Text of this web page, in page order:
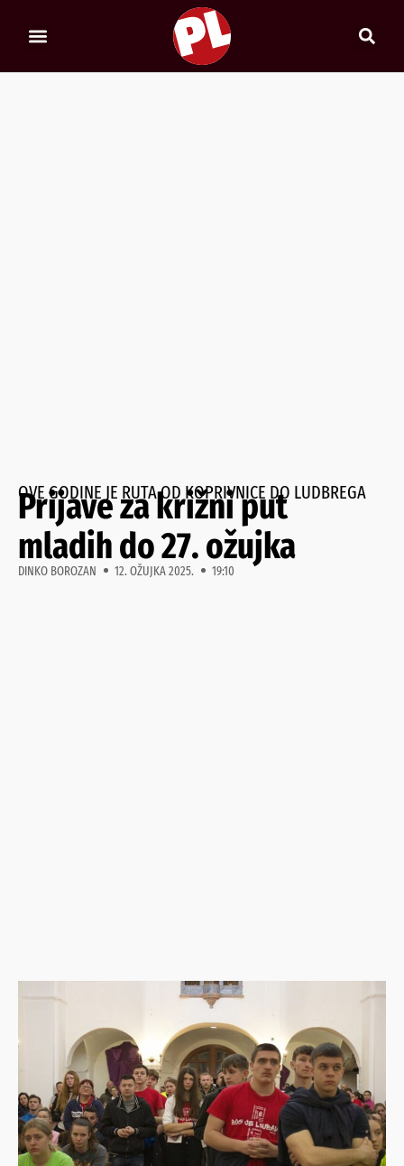
OVE GODINE JE RUTA OD KOPRIVNICE DO LUDBREGA
Prijave za križni put
mladih do 27. ožujka
DINKO BOROZAN 12. OŽUJKA 2025. 19:10